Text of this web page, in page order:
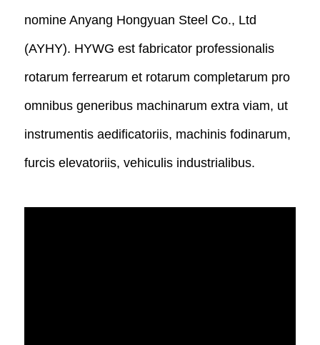
nomine Anyang Hongyuan Steel Co., Ltd
(AYHY). HYWG est fabricator professionalis
rotarum ferrearum et rotarum completarum pro
omnibus generibus machinarum extra viam, ut
instrumentis aedificatoriis, machinis fodinarum,
furcis elevatoriis, vehiculis industrialibus.